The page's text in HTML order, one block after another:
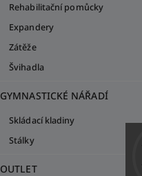
Rehabilitační pomůcky
Expandery
Zátěže
Švihadla
GYMNASTICKÉ NÁŘADÍ
Skládací kladiny
Stálky
OUTLET